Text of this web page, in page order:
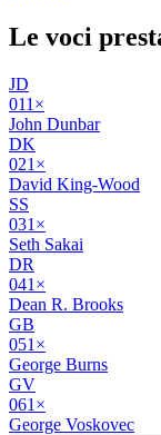
Le voci
JD
011 ×
John Dunbar
DK
021 ×
David King-Wood
SS
031 ×
Seth Sakai
DR
041 ×
Dean R. Brooks
GB
051 ×
George Burns
GV
061 ×
George Voskovec